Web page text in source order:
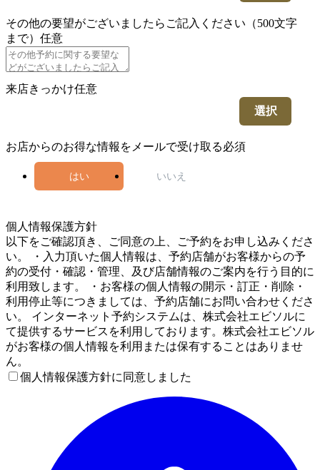
その他の要望がございましたらご記入ください（500文字
まで） 任意
来店きっかけ任意
選択
お店からのお得な情報をメールで受け取る必須
はい いいえ
個人情報保護方針
以下をご確認頂き、ご同意の上、ご予約をお申し込みくださ
い。 ・入力頂いた個人情報は、予約店舗がお客様からの予
約の受付・確認・管理、及び店舗情報のご案内を行う目的に
利用致します。 ・お客様の個人情報の開示・訂正・削除・
利用停止等につきましては、予約店舗にお問い合わせくださ
い。 インターネット予約システムは、株式会社エビソルに
て提供するサービスを利用しております。株式会社エビソル
がお客様の個人情報を利用または保有することはありませ
ん。
個人情報保護方針に同意しました